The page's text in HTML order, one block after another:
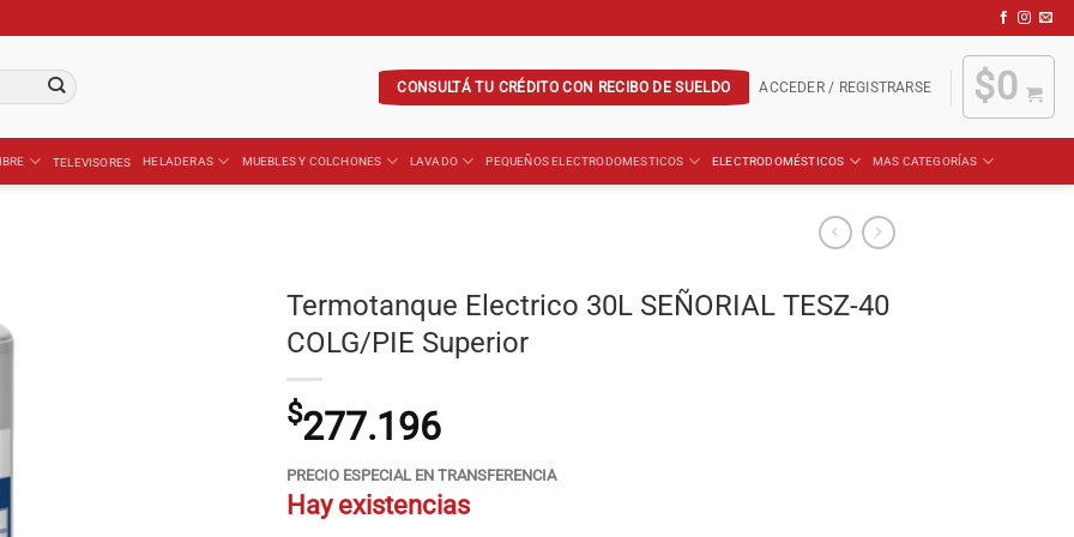
CONSULTÁ TU CRÉDITO CON RECIBO DE SUELDO ACCEDER / REGISTRARSE $0
TELEVISORES HELADERAS MUEBLES Y COLCHONES LAVADO PEQUEÑOS ELECTRODOMESTICOS ELECTRODOMÉSTICOS MAS CATEGORÍAS
Termotanque Electrico 30L SEÑORIAL TESZ-40
COLG/PIE Superior
$277.196
PRECIO ESPECIAL EN TRANSFERENCIA
Hay existencias